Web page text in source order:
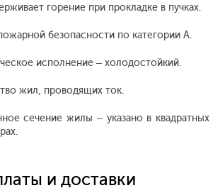
горение при прокладке в пучках.
безопасности по категории А.
исполнение – холодостойкий.
жил, проводящих ток.
сечение жилы – указано в квадратных
и доставки